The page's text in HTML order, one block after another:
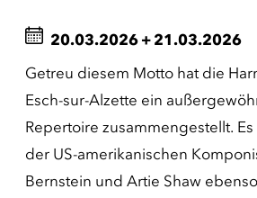
20.03.2026 + 21.03.2026
Getreu diesem Motto hat die
Esch-sur-Alzette ein
Repertoire zusammengestellt.
der US-amerikanischen
Bernstein und Artie Shaw